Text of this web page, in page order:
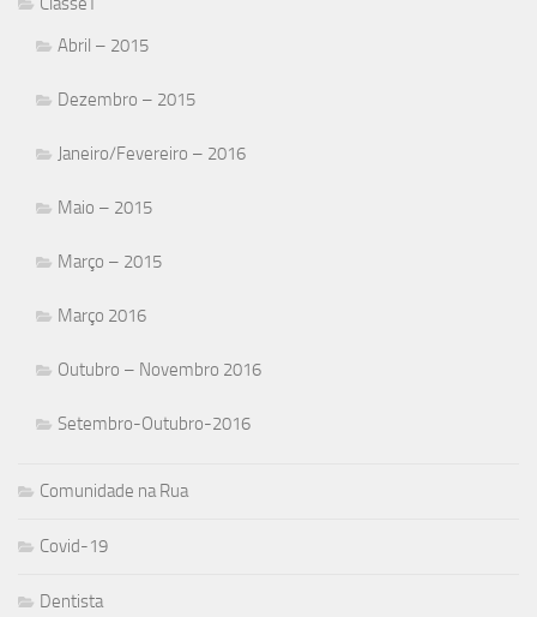
Abril – 2015
Dezembro – 2015
Janeiro/Fevereiro – 2016
Maio – 2015
Março – 2015
Março 2016
Outubro – Novembro 2016
Setembro-Outubro-2016
Comunidade na Rua
Covid-19
Dentista